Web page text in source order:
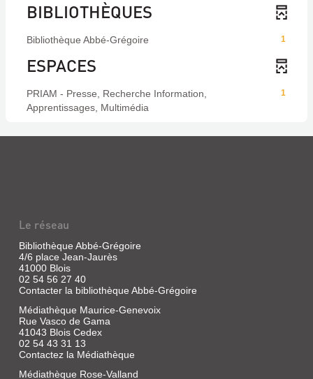
BIBLIOTHÈQUES
1
Bibliothèque Abbé-Grégoire
ESPACES
1
PRIAM - Presse, Recherche Information,
Apprentissages, Multimédia
Le réseau
Bibliothèque Abbé-Grégoire
4/6 place Jean-Jaurès
41000 Blois
02 54 56 27 40
Contacter la bibliothèque Abbé-Grégoire
Médiathèque Maurice-Genevoix
Rue Vasco de Gama
41043 Blois Cedex
02 54 43 31 13
Contactez la Médiathèque
Médiathèque Rose-Valland